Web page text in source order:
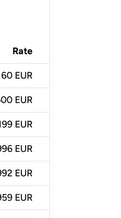
Rate
EUR
EUR
EUR
EUR
EUR
EUR